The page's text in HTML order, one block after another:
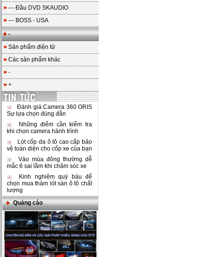
--- Đầu DVD SKAUDIO
--- BOSS - USA
-
Sản phẩm điện tử
Các sản phẩm khác
-
+
Đánh giá Camera 360 ORIS
Sự lựa chọn đúng đắn
Những điểm cần kiểm tra
khi chọn camera hành trình
Lót cốp da ô tô cao cấp bảo
vệ toàn diện cho cốp xe của bạn
Vào mùa đông thường dễ
mắc 6 sai lầm khi chăm sóc xe
Kinh nghiệm quý báu để
chọn mua thảm lót sàn ô tô chất
lượng
Quảng cáo